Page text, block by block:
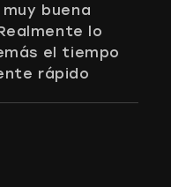
buena
lo
el tiempo
rápido